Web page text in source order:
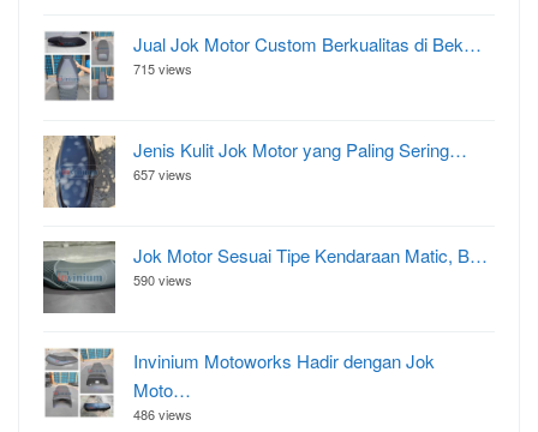
Jual Jok Motor Custom Berkualitas di Bek…
715 views
Jenis Kulit Jok Motor yang Paling Sering…
657 views
Jok Motor Sesuai Tipe Kendaraan Matic, B…
590 views
Invinium Motoworks Hadir dengan Jok
Moto…
486 views